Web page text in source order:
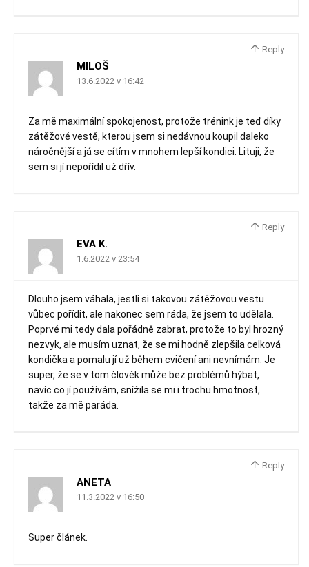
Reply
MILOŠ
13.6.2022 v 16:42
Za mě maximální spokojenost, protože trénink je teď díky
zátěžové vestě, kterou jsem si nedávnou koupil daleko
náročnější a já se cítím v mnohem lepší kondici. Lituji, že
sem si jí nepořídil už dřív.
Reply
EVA K.
1.6.2022 v 23:54
Dlouho jsem váhala, jestli si takovou zátěžovou vestu
vůbec pořídit, ale nakonec sem ráda, že jsem to udělala.
Poprvé mi tedy dala pořádně zabrat, protože to byl hrozný
nezvyk, ale musím uznat, že se mi hodně zlepšila celková
kondička a pomalu jí už během cvičení ani nevnímám. Je
super, že se v tom člověk může bez problémů hýbat,
navíc co jí používám, snížila se mi i trochu hmotnost,
takže za mě paráda.
Reply
ANETA
11.3.2022 v 16:50
Super článek.